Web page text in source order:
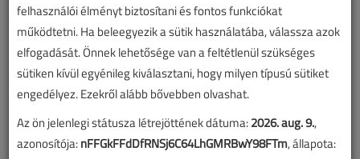
Lapszám:
ÉVES BONTÁS
A megjelenések éves ütemezése aMédiaajánlatoldalon
található.
felhasználói élményt biztosítani és fontos funkciókat
működtetni. Ha beleegyezik a sütik használatába, válassza azok
elfogadását. Önnek lehetősége van a feltétlenül szükséges
sütiken kívül egyénileg kiválasztani, hogy milyen típusú sütiket
engedélyez. Ezekről alább bővebben olvashat.
Az ön jelenlegi státusza létrejöttének dátuma:2026. aug. 9.,
azonosítója:nFFGkFFdDfRNSj6C64LhGMRBwY98FTm, állapota: